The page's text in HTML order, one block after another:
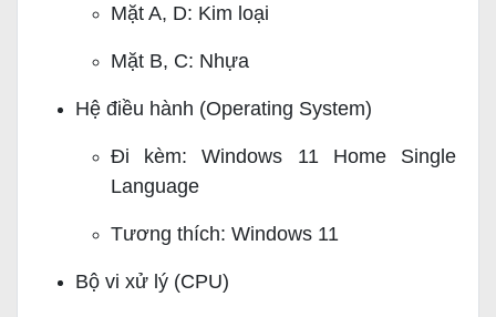
Mặt A, D: Kim loại
Mặt B, C: Nhựa
Hệ điều hành (Operating System)
Đi kèm: Windows 11 Home Single
Language
Tương thích: Windows 11
Bộ vi xử lý (CPU)